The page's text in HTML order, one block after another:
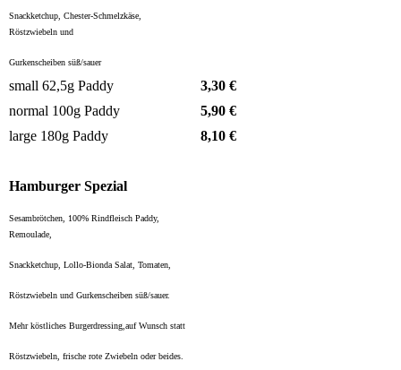
Snackketchup, Chester-Schmelzkäse,
Röstzwiebeln und
Gurkenscheiben süß/sauer
small 62,5g Paddy 3,30 €
normal 100g Paddy
5,90 €
large 180g Paddy
8,10 €
Hamburger Spezial
Sesambrötchen, 100% Rindfleisch Paddy,
Remoulade,
Snackketchup, Lollo-Bionda Salat, Tomaten,
Röstzwiebeln und Gurkenscheiben süß/sauer.
Mehr köstliches Burgerdressing, auf Wunsch statt
Röstzwiebeln, frische rote Zwiebeln oder beides.